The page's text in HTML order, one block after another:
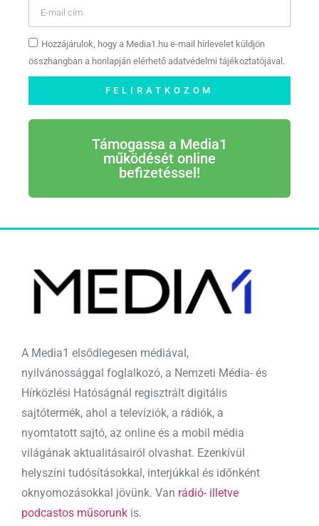
Hozzájárulok, hogy a Media1.hu e-mail hírlevelet küldjön
összhangban a honlapján elérhető adatvédelmi tájékoztatójával.
FELIRATKOZOM
Támogassa a Media1
működését online
befizetéssel!
A Media1 elsődlegesen médiával,
nyilvánossággal foglalkozó, a Nemzeti Média- és
Hírközlési Hatóságnál regisztrált digitális
sajtótermék, ahol a televíziók, a rádiók, a
nyomtatott sajtó, az online és a mobil média
világának aktualitásairól olvashat. Ezenkívül
helyszíni tudósításokkal, interjúkkal és időnként
oknyomozásokkal jövünk. Van rádió- illetve
podcastos műsorunk is.